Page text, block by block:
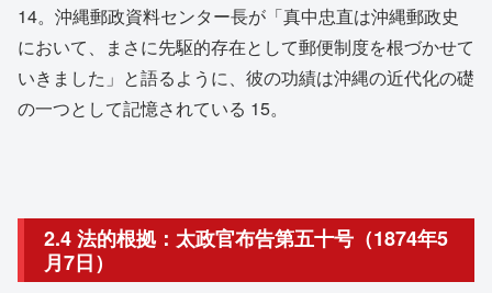
14。沖縄郵政資料センター長が「真中忠直は沖縄郵政史
において、まさに先駆的存在として郵便制度を根づかせて
いきました」と語るように、彼の功績は沖縄の近代化の礎
の一つとして記憶されている 15。
2.4 法的根拠：太政官布告第五十号（1874年5
月7日）